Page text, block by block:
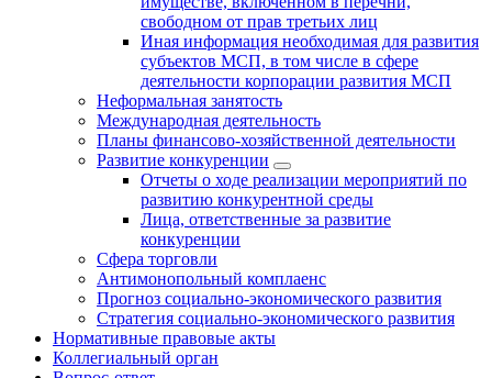
свободном от прав третьих лиц
Иная информация необходимая для развития
субъектов МСП, в том числе в сфере
деятельности корпорации развития МСП
Неформальная занятость
Международная деятельность
Планы финансово-хозяйственной деятельности
Развитие конкуренции
Отчеты о ходе реализации мероприятий по
развитию конкурентной среды
Лица, ответственные за развитие
конкуренции
Сфера торговли
Антимонопольный комплаенс
Прогноз социально-экономического развития
Стратегия социально-экономического развития
Нормативные правовые акты
Коллегиальный орган